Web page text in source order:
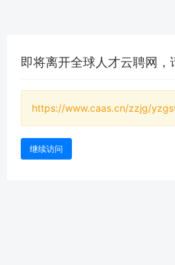
即将离开全球人才云聘网
https://www.caas.cn/zzjg/
继续访问